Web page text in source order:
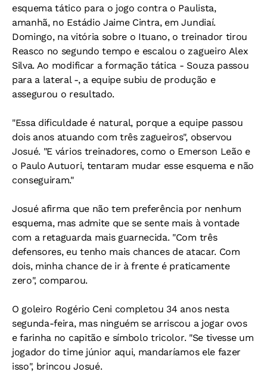
esquema tático para o jogo contra o Paulista,
amanhã, no Estádio Jaime Cintra, em Jundiaí.
Domingo, na vitória sobre o Ituano, o treinador tirou
Reasco no segundo tempo e escalou o zagueiro Alex
Silva. Ao modificar a formação tática - Souza passou
para a lateral -, a equipe subiu de produção e
assegurou o resultado.
"Essa dificuldade é natural, porque a equipe passou
dois anos atuando com três zagueiros", observou
Josué. "E vários treinadores, como o Emerson Leão e
o Paulo Autuori, tentaram mudar esse esquema e não
conseguiram."
Josué afirma que não tem preferência por nenhum
esquema, mas admite que se sente mais à vontade
com a retaguarda mais guarnecida. "Com três
defensores, eu tenho mais chances de atacar. Com
dois, minha chance de ir à frente é praticamente
zero", comparou.
O goleiro Rogério Ceni completou 34 anos nesta
segunda-feira, mas ninguém se arriscou a jogar ovos
e farinha no capitão e símbolo tricolor. "Se tivesse um
jogador do time júnior aqui, mandaríamos ele fazer
isso", brincou Josué.